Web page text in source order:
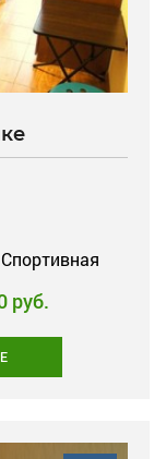
Спортивная
руб.